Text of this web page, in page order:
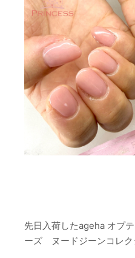
先日入荷したageha オプ
ーズ ヌードジーンコレク